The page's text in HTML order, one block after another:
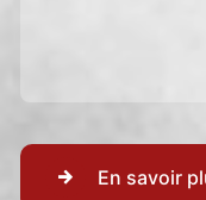
En savoir